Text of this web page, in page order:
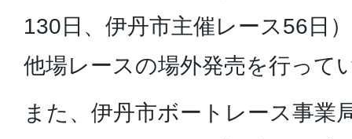
130日、伊丹市主催レース56日
他場レースの場外発売を行って
また、伊丹市ボートレース事業